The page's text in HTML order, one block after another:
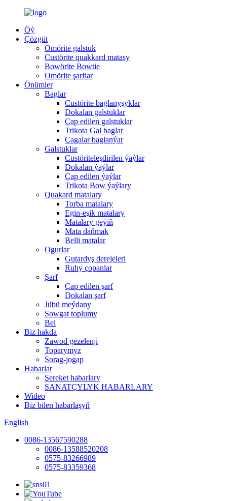
Öý
Çözgüt
Omörite galstuk
Custörite quakkard matasy
Bowörite Bowtie
Omörite şarflar
Önümler
Baglar
Custörite baglanyşyklar
Dokalan galstuklar
Çap edilen galstuklar
Trikota Gal baglar
Çagalar baglanýar
Galstuklar
Custöriteleşdirilen ýaýlar
Dokalan ýaýlar
Çap edilen ýaýlar
Trikota Bow ýaýlary
Quakard matalary
Torba matalary
Egin-eşik matalary
Matalary geýiň
Mata daňmak
Belli matalar
Ogurlar
Gutardyş derejeleri
Ruhy çopanlar
Şarf
Çap edilen şarf
Dokalan şarf
Jübü meýdany
Sowgat toplumy
Bel
Biz hakda
Zawod gezelenji
Toparymyz
Sorag-jogap
Habarlar
Şereket habarlary
SANATÇYLYK HABARLARY
Wideo
Biz bilen habarlaşyň
English
0086-13567590288
0086-13588520208
0575-83266989
0575-83359368